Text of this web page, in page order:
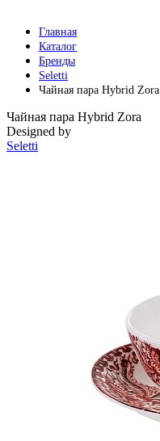
Главная
Каталог
Бренды
Seletti
Чайная пара Hybrid Zora
Чайная пара Hybrid Zora
Designed by
Seletti